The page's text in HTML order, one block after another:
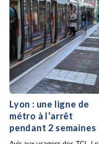
Lyon : une ligne de
métro à l’arrêt
pendant 2 semaines